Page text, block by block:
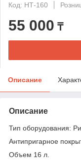
Код: НТ-160
55 000 ₸
Описание
Описание
Тип оборудования:
Антипригарное
Объем 16 л.